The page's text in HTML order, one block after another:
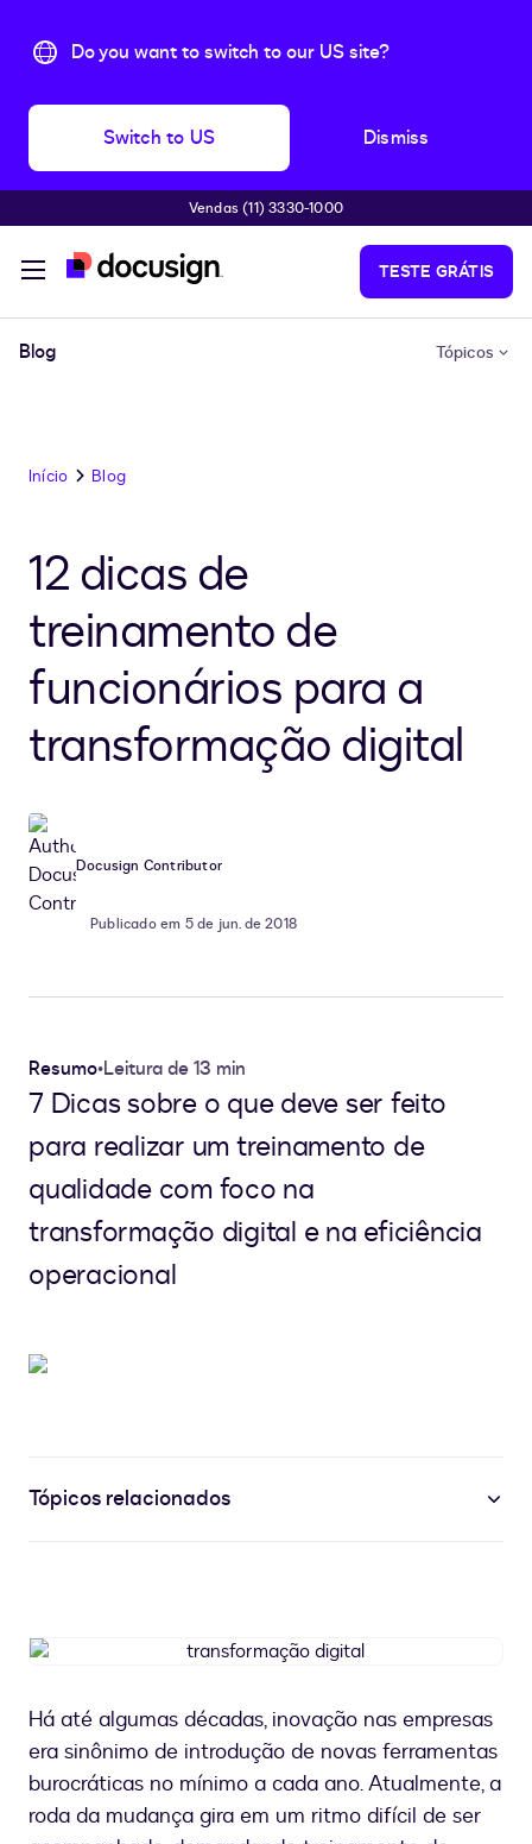
Do you want to switch to our US site?
Switch to US Dismiss
Pular para o conteúdo principal
Vendas (11) 3330-1000
TESTE GRÁTIS
Blog Tópicos
Início Blog
12 dicas de
treinamento de
funcionários para a
transformação digital
Docusign Contributor
Publicado em 5 de jun. de 2018
Resumo•Leitura de 13 min
7 Dicas sobre o que deve ser feito
para realizar um treinamento de
qualidade com foco na
transformação digital e na eficiência
operacional
Tópicos relacionados
transformação
Há até algumas décadas, inovação nas empresas
era sinônimo de introdução de novas ferramentas
burocráticas no mínimo a cada ano. Atualmente, a
roda da mudança gira em um ritmo difícil de ser